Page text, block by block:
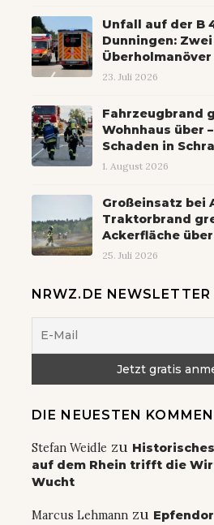
Unfall auf der B
Dunningen:
Überholmanöver
23. Juli 2026
Fahrzeugbrand
Wohnhaus über
Schaden in
1. August 2026
Großeinsatz bei
Traktorbrand
Ackerfläche über
25. Juli 2026
NRWZ.DE NEWSLETTER
DIE NEUESTEN
Stefan Weidle zu
auf dem Rhein trifft die
Wucht
Marcus Lehmann zu